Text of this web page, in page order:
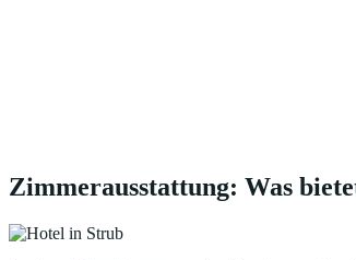
Zimmerausstattung: Was